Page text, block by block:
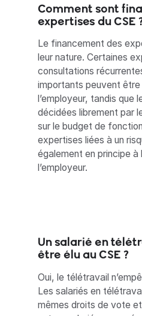
Comment sont
expertises du CSE
Le financement des
leur nature. Certaines
consultations
importants peuvent
l’employeur, tandis que
décidées librement par
sur le budget de
expertises liées à un
également en principe à
l’employeur.
Un salarié en
être élu au CSE ?
Oui, le télétravail
Les salariés en
mêmes droits de vote et